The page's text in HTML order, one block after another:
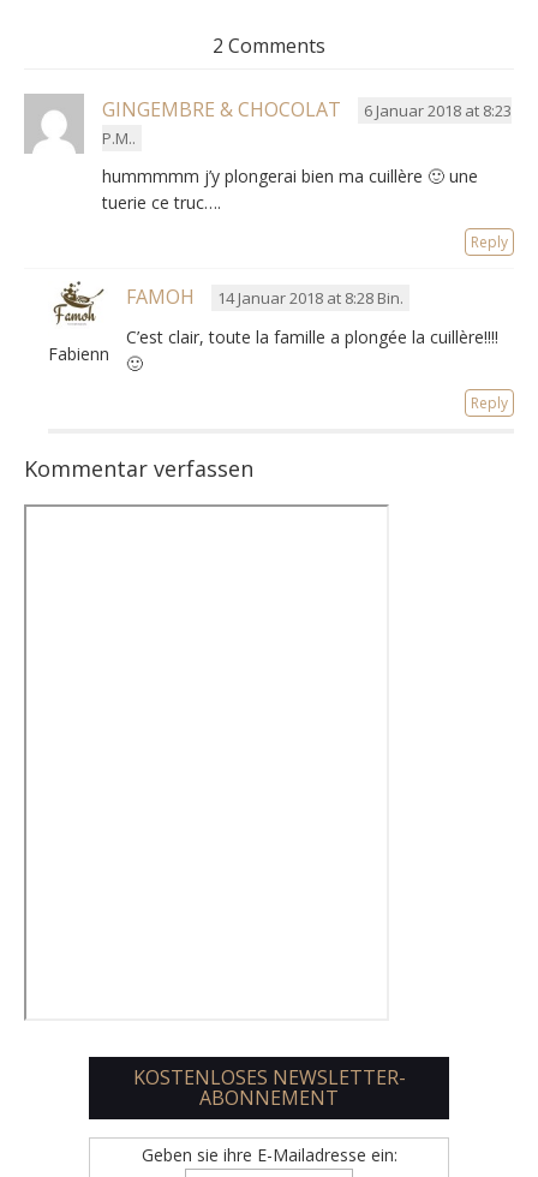
2 Comments
GINGEMBRE & CHOCOLAT
6 Januar 2018 at 8:23
P.M..
hummmmm j’y plongerai bien ma cuillère 🙂 une
tuerie ce truc….
Reply
Fabienne
FAMOH 14 Januar 2018 at 8:28 Bin.
C’est clair,toute la famille a plongée la cuillère!!!!
🙂
Reply
Kommentar verfassen
KOSTENLOSES NEWSLETTER-
ABONNEMENT
Geben sie ihre E-Mailadresse ein: